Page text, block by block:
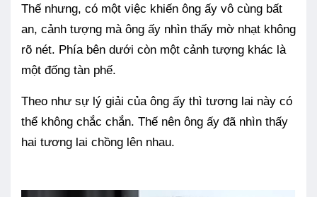
Thế nhưng, có một việc khiến ông ấy vô cùng bất
an, cảnh tượng mà ông ấy nhìn thấy mờ nhạt không
rõ nét. Phía bên dưới còn một cảnh tượng khác là
một đống tàn phế.
Theo như sự lý giải của ông ấy thì tương lai này có
thể không chắc chắn. Thế nên ông ấy đã nhìn thấy
hai tương lai chồng lên nhau.